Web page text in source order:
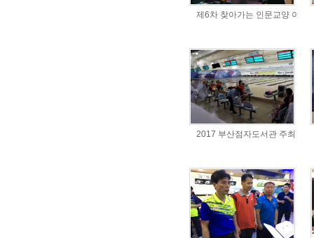
제6차 찾아가는 인문교양 아카
2017 부산점자도서관 주최 전